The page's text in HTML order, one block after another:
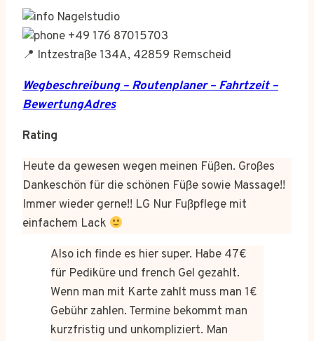
Nagelstudio
+49 176 87015703
📍 Intzestraße 134A, 42859 Remscheid
Wegbeschreibung – Routenplaner – Fahrtzeit –
BewertungAdres
Rating
Heute da gewesen wegen meinen Füßen. Großes
Dankeschön für die schönen Füße sowie Massage!!
Immer wieder gerne!! LG Nur Fußpflege mit
einfachem Lack
Also ich finde es hier super. Habe 47€
für Pediküre und french Gel gezahlt.
Wenn man mit Karte zahlt muss man 1€
Gebühr zahlen. Termine bekommt man
kurzfristig und unkompliziert. Man